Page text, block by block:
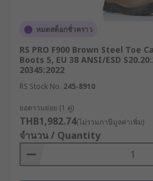
หมดสต็อกชั่วคราว
RS PRO F900 Brown Steel Toe
Boots 5, EU 38 ANSI/ESD
20345:2022
RS Stock No. 245-8910
ยอดรวมย่อย (1 คู่)
THB1,982.74(ไม่รวมภาษีมูลค่าเพิ่ม)
จำนวน / Quantity